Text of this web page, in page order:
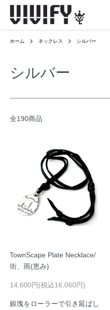
ホーム ネックレス シルバー
シルバー
全190商品
TownScape Plate Necklace/
街、雨(恵み)
14,600円(税込16,060円)
銀塊をローラーで引き延ばし